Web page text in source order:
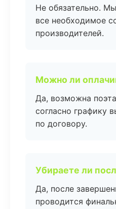
Не обязательно.
все необходимое
производителей.
Можно ли
Да, возможна
согласно графику
по договору.
Убираете ли
Да, после
проводится